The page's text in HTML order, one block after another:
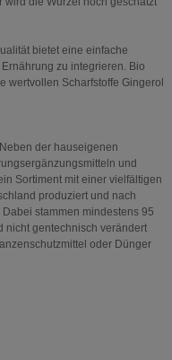
bietet eine einfache
zu integrieren. Bio
wertvollen Scharfstoffe Gingerol
der hauseigenen
und
Sortiment mit einer vielfältigen
produziert und nach
stammen mindestens 95
nicht gentechnisch verändert
oder Dünger